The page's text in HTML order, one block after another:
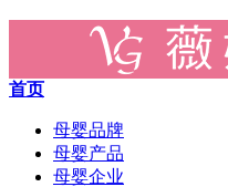
首页
母婴品牌
母婴产品
母婴企业